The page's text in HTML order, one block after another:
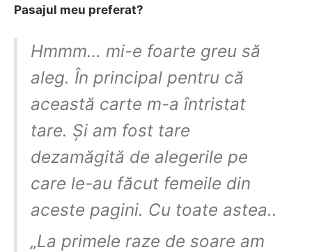
Pasajul meu preferat?
Hmmm… mi-e foarte greu să
aleg. În principal pentru că
această carte m-a întristat
tare. Și am fost tare
dezamăgită de alegerile pe
care le-au făcut femeile din
aceste pagini. Cu toate astea..
„La primele raze de soare am